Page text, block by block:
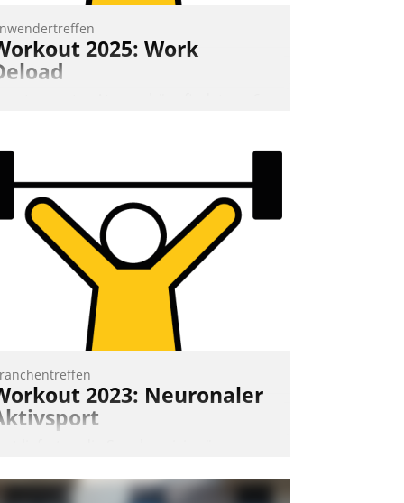
2025: Work
meistern und Workloads wuppen – bei
zunehmend anspruchsvollen Aufgaben
und abnehmendem Nachwuchs?
Nadja Hußmann
2023: Neuronaler
und sammelten methodisch